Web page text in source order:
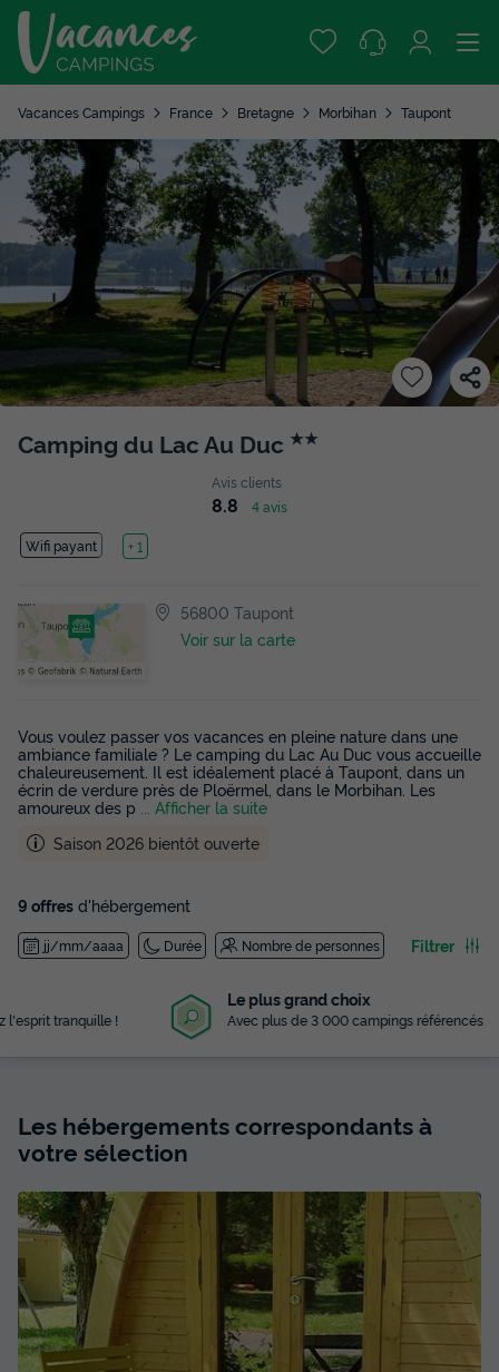
Vacances Campings France Bretagne Morbihan Taupont
Camping du Lac Au Duc ★★
Avis clients
8.8 4 avis
Wifi payant Lac
+ 1
56800 Taupont
Voir sur la carte
Vous voulez passer vos vacances en pleine nature dans une
ambiance familiale ? Le camping du Lac Au Duc vous accueille
chaleureusement. Il est idéalement placé à Taupont, dans un
écrin de verdure près de Ploërmel, dans le Morbihan. Les
amoureux des p
... Afficher la suite
Saison 2026 bientôt ouverte
9 offres d'hébergement
jj/mm/aaaa Durée Nombre de personnes Filtrer
Le plus grand choix
Avec plus de 3 000 campings référencés
Les hébergements correspondants à
votre sélection